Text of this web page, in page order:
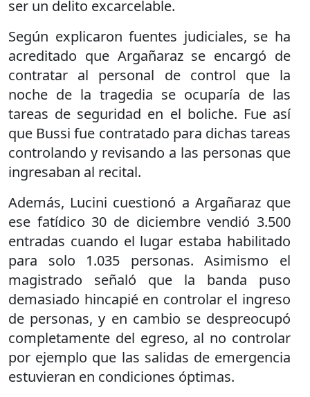
ser un delito excarcelable.
Según explicaron fuentes judiciales, se ha
acreditado que Argañaraz se encargó de
contratar al personal de control que la
noche de la tragedia se ocuparía de las
tareas de seguridad en el boliche. Fue así
que Bussi fue contratado para dichas tareas
controlando y revisando a las personas que
ingresaban al recital.
Además, Lucini cuestionó a Argañaraz que
ese fatídico 30 de diciembre vendió 3.500
entradas cuando el lugar estaba habilitado
para solo 1.035 personas. Asimismo el
magistrado señaló que la banda puso
demasiado hincapié en controlar el ingreso
de personas, y en cambio se despreocupó
completamente del egreso, al no controlar
por ejemplo que las salidas de emergencia
estuvieran en condiciones óptimas.